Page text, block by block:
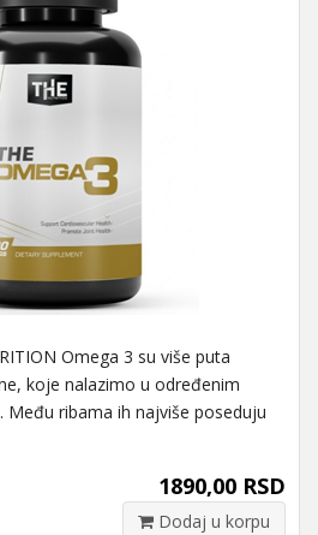
Omega 3 su više puta
koje nalazimo u određenim
Među ribama ih najviše poseduju
1890,00 RSD
Dodaj u korpu